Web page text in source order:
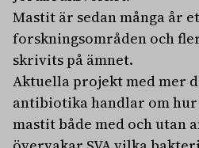
Mastit är sedan många år
forskningsområden och
skrivits på ämnet.
Aktuella projekt med mer
antibiotika handlar om
mastit både med och utan